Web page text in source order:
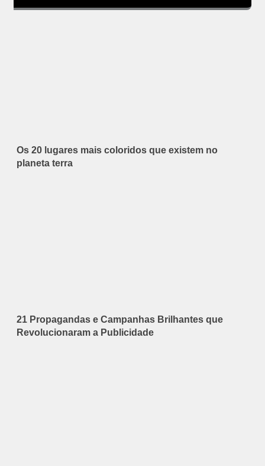
Os 20 lugares mais coloridos que existem no
planeta terra
21 Propagandas e Campanhas Brilhantes que
Revolucionaram a Publicidade